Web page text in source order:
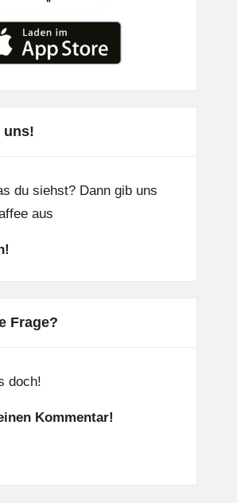
uns!
du siehst? Dann gib uns
aus
Frage?
doch!
Kommentar!